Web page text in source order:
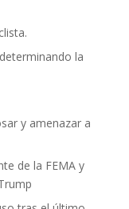
la
y amenazar a
de la FEMA y